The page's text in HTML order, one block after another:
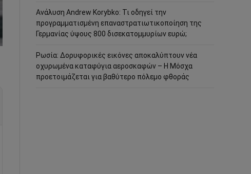
Ανάλυση Andrew Korybko: Τι οδηγεί την
προγραμματισμένη επαναστρατιωτικοποίηση της
Γερμανίας ύψους 800 δισεκατομμυρίων ευρώ;
Ρωσία: Δορυφορικές εικόνες αποκαλύπτουν νέα
οχυρωμένα καταφύγια αεροσκαφών – Η Μόσχα
προετοιμάζεται για βαθύτερο πόλεμο φθοράς